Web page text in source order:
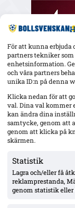
För att kunna erbjuda
partners tekniker
enhetsinformation.
och våra partners
unika ID:n på denna
Klicka nedan för att
val. Dina val kommer
kan ändra dina
samtycke, genom att
genom att klicka på
skärmen.
Statistik
Lagra och/eller få
reklamprestanda,
genom statistiklåret”